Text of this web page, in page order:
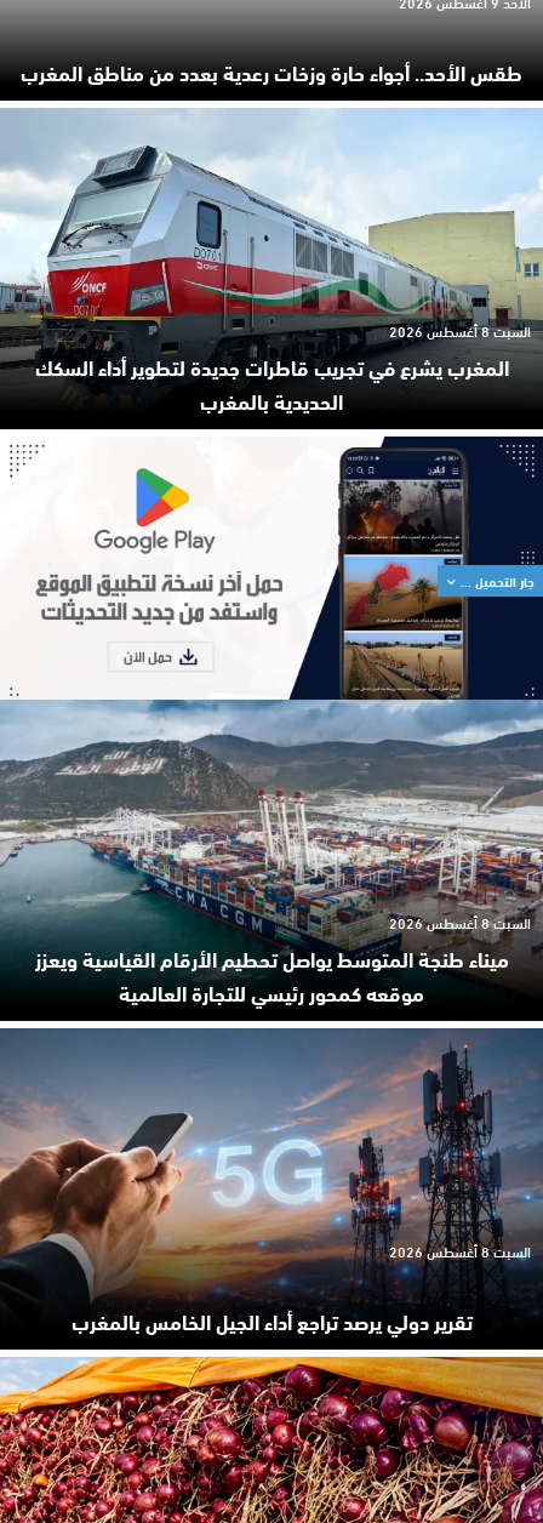
طقس الأحد.. أجواء حارة وزخات رعدية بعدد من مناطق المغرب
المغرب يشرع في تجريب قاطرات جديدة لتطوير أداء السكك
الحديدية بالمغرب
السبت 8 أغسطس 2026
ميناء طنجة المتوسط يواصل تحطيم الأرقام القياسية ويعزز
موقعه كمحور رئيسي للتجارة العالمية
السبت 8 أغسطس 2026
تقرير دولي يرصد تراجع أداء الجيل الخامس بالمغرب
السبت 8 أغسطس 2026
جار التحميل ...